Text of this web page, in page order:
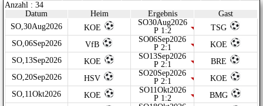
Anzahl : 34
Datum
Heim Ergebnis
Gast
SO,30Aug2026
KOE
SO30Aug2026
P 1:2
TSG
SO,06Sep2026
VfB
SO06Sep2026
P 2:1
KOE
SO,13Sep2026
KOE
SO13Sep2026
P 2:1
BRE
SO,20Sep2026
HSV
SO20Sep2026
P 2:1
KOE
SO,11Okt2026
KOE
SO11Okt2026
P 1:2
BMG